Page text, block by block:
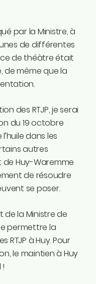
par la Ministre, à
de différentes
de théâtre était
de même que la
des RTJP, je serai
du 19 octobre
dans les
autres
de Huy-Waremme
de résoudre
se poser.
de la Ministre de
permettre la
RTJP à Huy. Pour
le maintien à Huy